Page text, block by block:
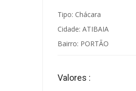
Tipo: Chácara
Cidade: ATIBAIA
Bairro: PORTÃO
Valores :